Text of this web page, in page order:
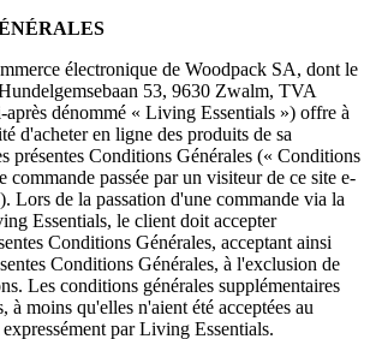
électronique de Woodpack SA, dont le
53, 9630 Zwalm, TVA
dénommé « Living Essentials ») offre à
d'acheter en ligne des produits de sa
présentes Conditions Générales (« Conditions
commande passée par un visiteur de ce site e-
Lors de la passation d'une commande via la
Essentials, le client doit accepter
Conditions Générales, acceptant ainsi
Conditions Générales, à l'exclusion de
Les conditions générales supplémentaires
à moins qu'elles n'aient été acceptées au
par Living Essentials.